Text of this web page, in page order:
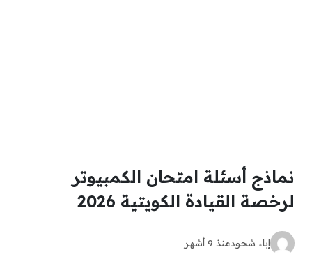
نماذج أسئلة امتحان الكمبيوتر
لرخصة القيادة الكويتية 2026
إباء شحودمنذ 9 أشهر